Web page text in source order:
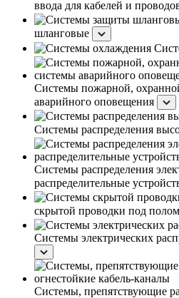
ввода для кабелей и
шланговые
Системы пожарной,
аварийного оповещения
Системы распределения
Системы распределения
распределительные
скрытой проводки под полом
Системы электрических
Системы, препятствующие